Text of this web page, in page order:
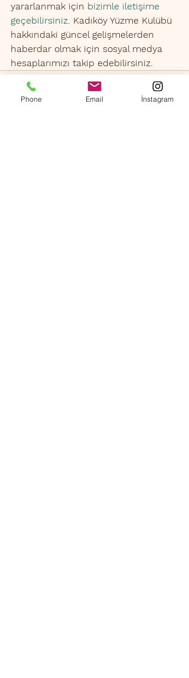
yararlanmak için bizimle iletişime
geçebilirsiniz. Kadıköy Yüzme Kulübü
hakkındaki güncel gelişmelerden
haberdar olmak için sosyal medya
hesaplarımızı takip edebilirsiniz.
Phone Email İnstagram